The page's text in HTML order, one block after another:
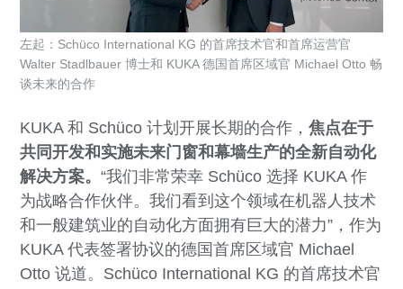
KUKA 和 Schüco 计划开展长期的合作，焦点在于
共同开发和实施未来门窗和幕墙生产的全新自动化
解决方案。“我们非常荣幸 Schüco 选择 KUKA 作
为战略合作伙伴。我们看到这个领域在机器人技术
和一般建筑业的自动化方面拥有巨大的潜力”，作为
KUKA 代表签署协议的德国首席区域官 Michael
Otto 说道。Schüco International KG 的首席技术官
左起：Schüco International KG 的首席技术官和首席运营官
Walter Stadlbauer 博士和 KUKA 德国首席区域官 Michael Otto 畅
谈未来的合作